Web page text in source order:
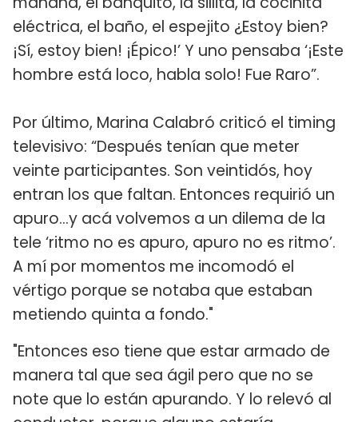
eléctrica, el baño, el espejito ¿Estoy bien?
¡Sí, estoy bien! ¡Épico!’ Y uno pensaba ‘¡Este
hombre está loco, habla solo! Fue Raro”.
Por último, Marina Calabró criticó el timing
televisivo: “Después tenían que meter
veinte participantes. Son veintidós, hoy
entran los que faltan. Entonces requirió un
apuro…y acá volvemos a un dilema de la
tele ‘ritmo no es apuro, apuro no es ritmo’.
A mí por momentos me incomodó el
vértigo porque se notaba que estaban
metiendo quinta a fondo."
"Entonces eso tiene que estar armado de
manera tal que sea ágil pero que no se
note que lo están apurando. Y lo relevó al